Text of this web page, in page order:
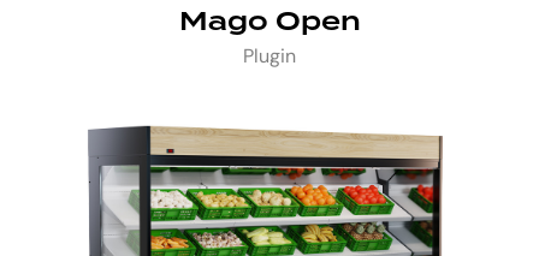
Mago Open
Plugin